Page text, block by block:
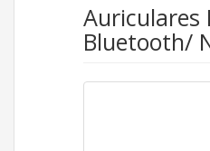
Auriculares
Bluetooth/